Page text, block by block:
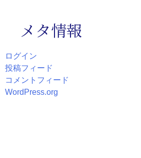
メタ情報
ログイン
投稿フィード
コメントフィード
WordPress.org